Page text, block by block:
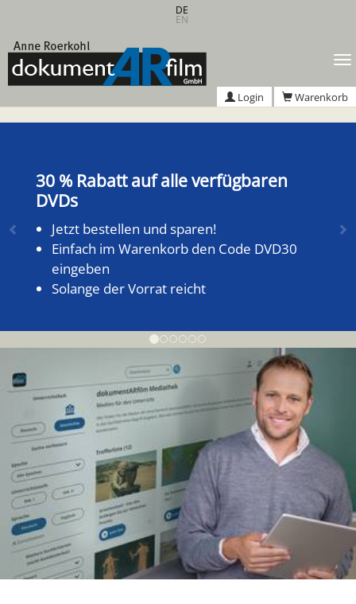
springen
DE
EN
Login Warenkorb
30 % Rabatt auf alle verfügbaren
DVDs
Jetzt bestellen und sparen!
Einfach im Warenkorb den Code DVD30
eingeben
Solange der Vorrat reicht
Wir sind jetzt auf Instagram – und
laden Sie herzlich ein, uns zu folgen!
Unser neuer Kanal: dokument_ar_film
Witzige Einblicke, spannende Fakten und
wichtige Infos rund um unsere
Schulfilmproduktionen
steht hier an erster Stelle